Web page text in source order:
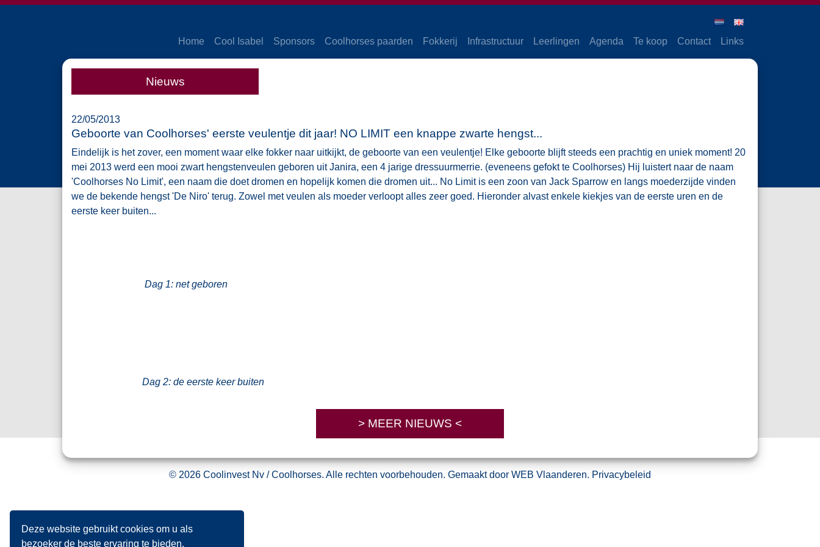
Deze website gebruikt cookies om u als
bezoeker de beste ervaring te bieden.
Home Cool Isabel Sponsors Coolhorses paarden Fokkerij Infrastructuur Leerlingen Agenda Te koop Contact Links
Nieuws
22/05/2013
Geboorte van Coolhorses' eerste veulentje dit jaar! NO LIMIT een knappe zwarte hengst...
Eindelijk is het zover, een moment waar elke fokker naar uitkijkt, de geboorte van een veulentje! Elke geboorte blijft steeds een prachtig en uniek moment! 20
mei 2013 werd een mooi zwart hengstenveulen geboren uit Janira, een 4 jarige dressuurmerrie. (eveneens gefokt te Coolhorses) Hij luistert naar de naam
'Coolhorses No Limit', een naam die doet dromen en hopelijk komen die dromen uit... No Limit is een zoon van Jack Sparrow en langs moederzijde vinden
we de bekende hengst 'De Niro' terug. Zowel met veulen als moeder verloopt alles zeer goed. Hieronder alvast enkele kiekjes van de eerste uren en de
eerste keer buiten...
Dag 1: net geboren
Dag 2: de eerste keer buiten
> MEER NIEUWS <
© 2026 Coolinvest Nv / Coolhorses. Alle rechten voorbehouden. Gemaakt door WEB Vlaanderen. Privacybeleid